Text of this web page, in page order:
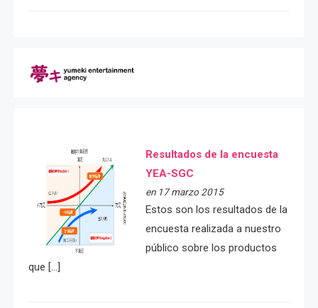
Resultados de la encuesta
YEA-SGC
en 17 marzo 2015
Estos son los resultados de la
encuesta realizada a nuestro
público sobre los productos
que […]